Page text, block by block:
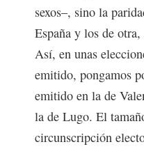
sexos–, sino la
España y los de
Así, en unas
emitido, pongamos
emitido en la de
la de Lugo. El
circunscripción